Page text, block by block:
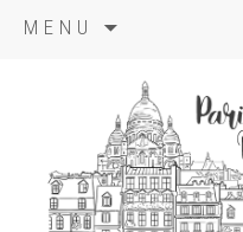
MENU
principal